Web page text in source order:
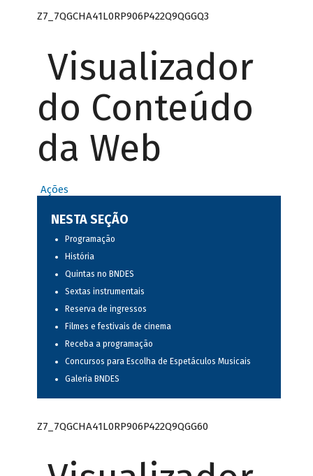
Z7_7QGCHA41L0RP906P422Q9QGGQ3
Visualizador
do Conteúdo
da Web
Ações
NESTA SEÇÃO
Programação
História
Quintas no BNDES
Sextas instrumentais
Reserva de ingressos
Filmes e festivais de cinema
Receba a programação
Concursos para Escolha de Espetáculos Musicais
Galeria BNDES
Z7_7QGCHA41L0RP906P422Q9QGG60